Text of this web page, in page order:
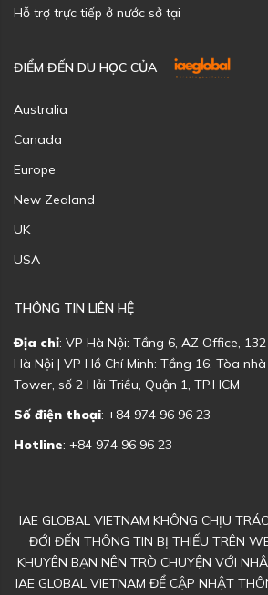
Hỗ trợ trực tiếp ở nước sở tại
ĐIỂM ĐẾN DU HỌC CỦA
Australia
Canada
Europe
New Zealand
UK
USA
THÔNG TIN LIÊN HỆ
Địa chỉ: VP Hà Nội: Tầng 6, AZ Office,
Hà Nội | VP Hồ Chí Minh: Tầng 16, Tòa
Tower, số 2 Hải Triều, Quận 1, TP.HCM
Số điện thoại: +84 974 96 96 23
Hotline: +84 974 96 96 23
IAE GLOBAL VIETNAM KHÔNG CHỊU
ĐỚI ĐẾN THÔNG TIN BỊ THIẾU TRÊN
KHUYÊN BẠN NÊN TRÒ CHUYỆN VỚI
IAE GLOBAL VIETNAM ĐỂ CẬP NHẬT